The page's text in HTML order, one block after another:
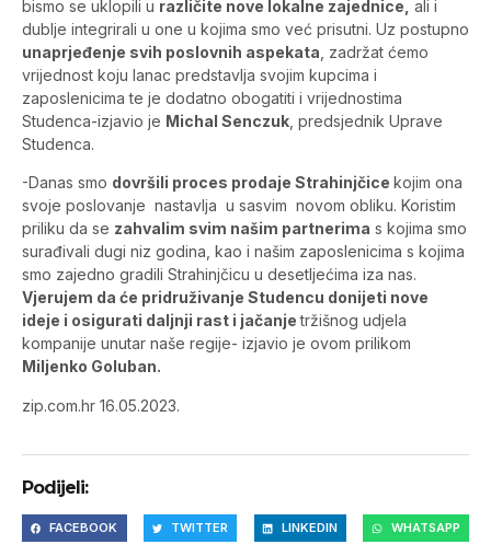
bismo se uklopili u različite nove lokalne zajednice, ali i
dublje integrirali u one u kojima smo već prisutni. Uz postupno
unaprjeđenje svih poslovnih aspekata , zadržat ćemo
vrijednost koju lanac predstavlja svojim kupcima i
zaposlenicima te je dodatno obogatiti i vrijednostima
Studenca-izjavio je Michal Senczuk , predsjednik Uprave
Studenca.
-Danas smo dovršili proces prodaje Strahinjčice kojim ona
svoje poslovanje nastavlja u sasvim novom obliku. Koristim
priliku da se zahvalim svim našim partnerima s kojima smo
surađivali dugi niz godina, kao i našim zaposlenicima s kojima
smo zajedno gradili Strahinjčicu u desetljećima iza nas.
Vjerujem da će pridruživanje Studencu donijeti nove
ideje i osigurati daljnji rast i jačanjetržišnog udjela
kompanije unutar naše regije- izjavio je ovom prilikom
Miljenko Goluban.
zip.com.hr 16.05.2023.
Podijeli:
FACEBOOK TWITTER LINKEDIN WHATSAPP